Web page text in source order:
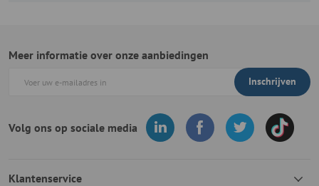
Meer informatie over onze aanbiedingen
Inschrijven
Volg ons op sociale media
Klantenservice